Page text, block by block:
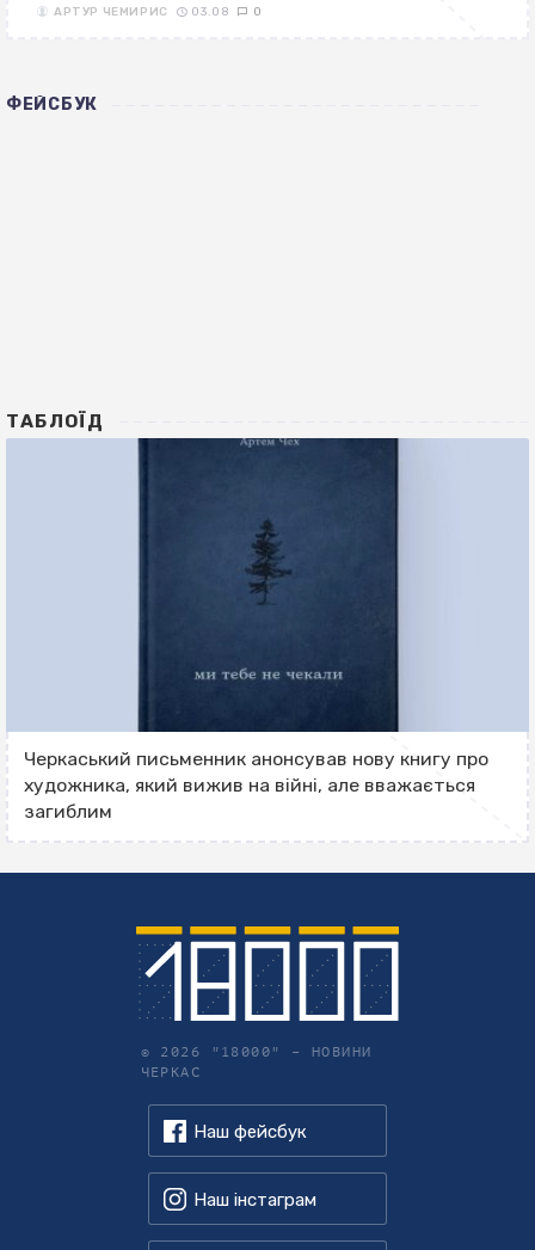
АРТУР ЧЕМИРИС 03.08 0
ФЕЙСБУК
ТАБЛОЇД
Черкаський письменник анонсував нову книгу про
художника, який вижив на війні, але вважається
загиблим
© 2026 "18000" – НОВИНИ
ЧЕРКАС
Наш фейсбук
Наш інстаграм